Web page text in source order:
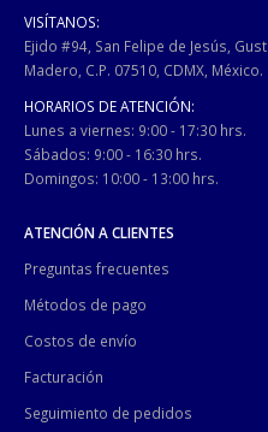
VISÍTANOS:
Ejido #94, San Felipe de Jesús,
Madero, C.P. 07510, CDMX, México.
HORARIOS DE ATENCIÓN:
Lunes a viernes: 9:00 - 17:30 hrs.
Sábados: 9:00 - 16:30 hrs.
Domingos: 10:00 - 13:00 hrs.
ATENCIÓN A CLIENTES
Preguntas frecuentes
Métodos de pago
Costos de envío
Facturación
Seguimiento de pedidos